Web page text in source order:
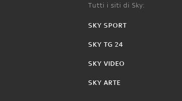
Tutti i siti di Sky:
SKY SPORT
SKY TG 24
SKY VIDEO
SKY ARTE